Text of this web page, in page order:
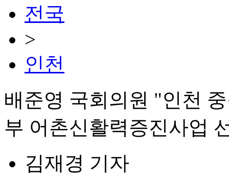
전국
>
인천
배준영 국회의원 "인천
부 어촌신활력증진사업
김재경 기자